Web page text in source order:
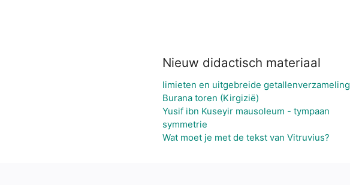
Nieuw didactisch materiaal
limieten en uitgebreide getallenverzameling
Burana toren (Kirgizië)
Yusif ibn Kuseyir mausoleum - tympaan
symmetrie
Wat moet je met de tekst van Vitruvius?